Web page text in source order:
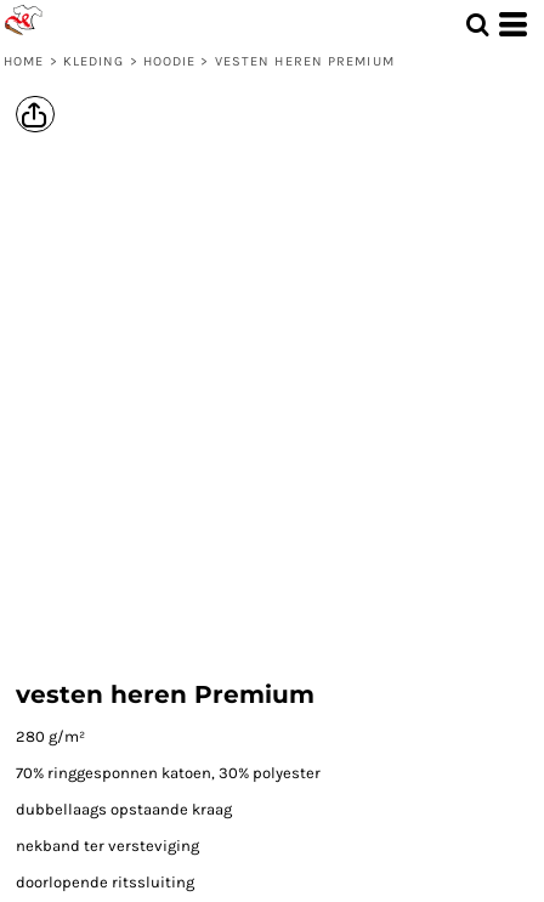
HOME > KLEDING > HOODIE > VESTEN HEREN PREMIUM
vesten heren Premium
280 g/m²
70% ringgesponnen katoen, 30% polyester
dubbellaags opstaande kraag
nekband ter versteviging
doorlopende ritssluiting